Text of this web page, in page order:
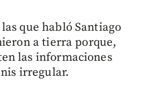
que habló Santiago
a tierra porque,
las informaciones
irregular.